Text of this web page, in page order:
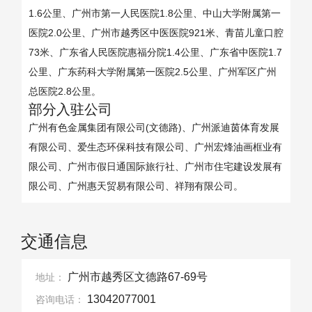
1.6公里、广州市第一人民医院1.8公里、中山大学附属第一
医院2.0公里、广州市越秀区中医医院921米、青苗儿童口腔
73米、广东省人民医院惠福分院1.4公里、广东省中医院1.7
公里、广东药科大学附属第一医院2.5公里、广州军区广州
总医院2.8公里。
部分入驻公司
广州有色金属集团有限公司(文德路)、广州派迪茵体育发展
有限公司、爱生态环保科技有限公司、广州宏烽油画框业有
限公司、广州市假日通国际旅行社、广州市住宅建设发展有
限公司、广州惠天贸易有限公司、祥翔有限公司。
交通信息
地址： 广州市越秀区文德路67-69号
咨询电话： 13042077001